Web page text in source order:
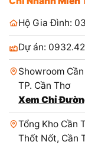
Hộ Gia Đình:
Dự án:
Showroom
TP. Cần Thơ
Xem Chỉ
Tổng Kho Cần
Thốt Nốt, Cần